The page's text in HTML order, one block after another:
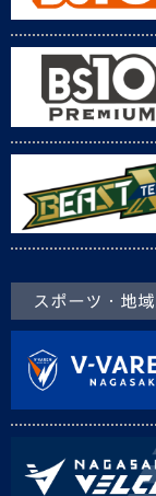
スポーツ・地